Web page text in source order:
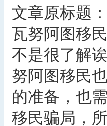
文章原标题
瓦努阿图移
不是很了解
努阿图移民
的准备，也
移民骗局，